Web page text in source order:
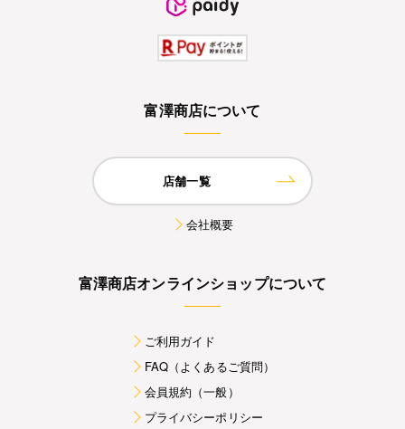
富澤商店について
店舗一覧
会社概要
富澤商店オンラインショップについて
ご利用ガイド
FAQ（よくあるご質問）
会員規約（一般）
プライバシーポリシー